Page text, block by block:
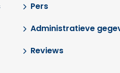
Pers
Administratieve
Reviews